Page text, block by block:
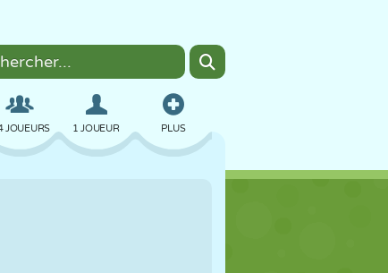
PLUS
JOUEURS 1 JOUEUR